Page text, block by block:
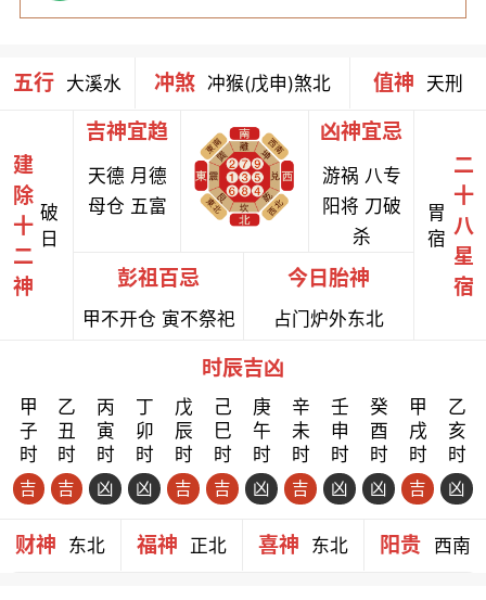
五行 大溪水 冲煞 冲猴(戊申)煞北 值神 天刑
建
除
十
二
神
破
日
吉神宜趋
天德 月德
母仓 五富
凶神宜忌
游祸 八专
阳将 刀破
杀
彭祖百忌
甲不开仓 寅不祭祀
今日胎神
占门炉外东北
胃
宿
二
十
八
星
宿
时辰吉凶
甲
子
时
吉
乙
丑
时
吉
丙
寅
时
凶
丁
卯
时
凶
戊
辰
时
吉
己
巳
时
吉
庚
午
时
凶
辛
未
时
吉
壬
申
时
凶
癸
酉
时
凶
甲
戌
时
吉
乙
亥
时
凶
财神 东北 福神 正北 喜神 东北 阳贵 西南